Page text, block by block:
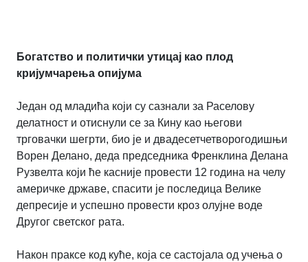
Богатство и политички утицај као плод
кријумчарења опијума
Један од младића који су сазнали за Раселову
делатност и отиснули се за Кину као његови
трговачки шегрти, био је и двадесетчетворогодишњи
Ворен Делано, деда председника Френклина Делана
Рузвелта који ће касније провести 12 година на челу
америчке државе, спасити је последица Велике
депресије и успешно провести кроз олујне воде
Другог светског рата.
Након праксе код куће, која се састојала од учења о